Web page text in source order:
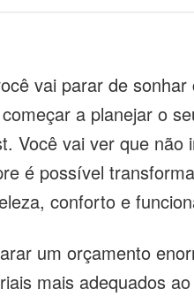
vai parar de
a planejar o
Você vai ver que não
é possível
conforto e
um orçamento
mais adequados